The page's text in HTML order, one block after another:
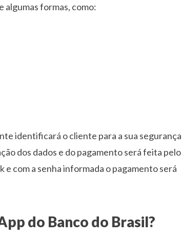
algumas formas, como:
identificará o cliente para a sua segurança
dos dados e do pagamento será feita pelo
e com a senha informada o pagamento será
do Banco do Brasil?